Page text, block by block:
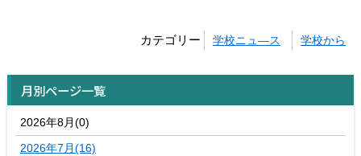
カテゴリー 学校ニュ―ス 学校から
月別ページ一覧
2026年8月(0)
2026年7月(16)